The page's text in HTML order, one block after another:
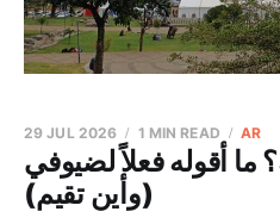
ما أقوله فعلاً لضيوفي
(وأين تقيم)
29 JUL 2026 1 MIN READ AR